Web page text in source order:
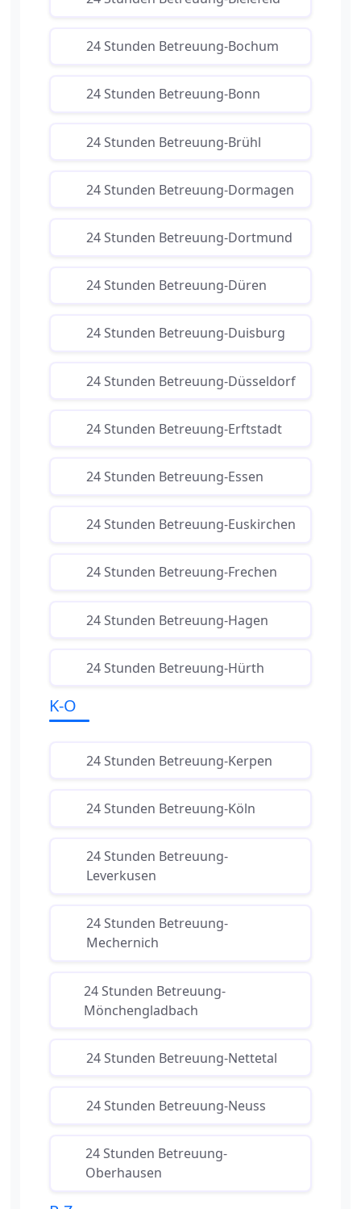
24 Stunden Betreuung-Bochum
24 Stunden Betreuung-Bonn
24 Stunden Betreuung-Brühl
24 Stunden Betreuung-Dormagen
24 Stunden Betreuung-Dortmund
24 Stunden Betreuung-Düren
24 Stunden Betreuung-Duisburg
24 Stunden Betreuung-Düsseldorf
24 Stunden Betreuung-Erftstadt
24 Stunden Betreuung-Essen
24 Stunden Betreuung-Euskirchen
24 Stunden Betreuung-Frechen
24 Stunden Betreuung-Hagen
24 Stunden Betreuung-Hürth
K-O
24 Stunden Betreuung-Kerpen
24 Stunden Betreuung-Köln
24 Stunden Betreuung-
Leverkusen
24 Stunden Betreuung-
Mechernich
24 Stunden Betreuung-
Mönchengladbach
24 Stunden Betreuung-Nettetal
24 Stunden Betreuung-Neuss
24 Stunden Betreuung-
Oberhausen